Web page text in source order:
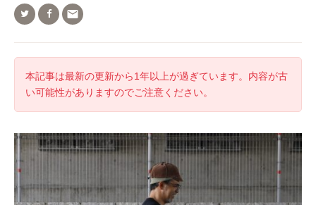

本記事は最新の更新から1年以上が過ぎています。内容が古
い可能性がありますのでご注意ください。